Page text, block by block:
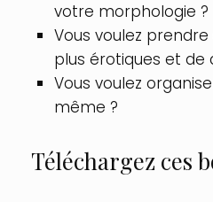
votre morphologie ?
Vous voulez
plus érotiques et de
Vous voulez
même ?
Téléchargez ces